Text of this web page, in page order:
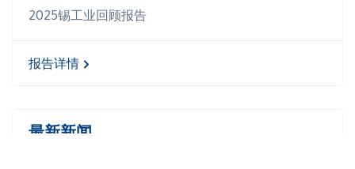
2025锡工业回顾报告
报告详情
最新新闻